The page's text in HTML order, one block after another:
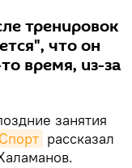
тренировок
что он
время, из-за
занятия
рассказал